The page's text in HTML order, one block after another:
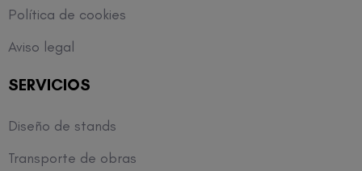
Política de cookies
Aviso legal
SERVICIOS
Diseño de stands
Transporte de obras